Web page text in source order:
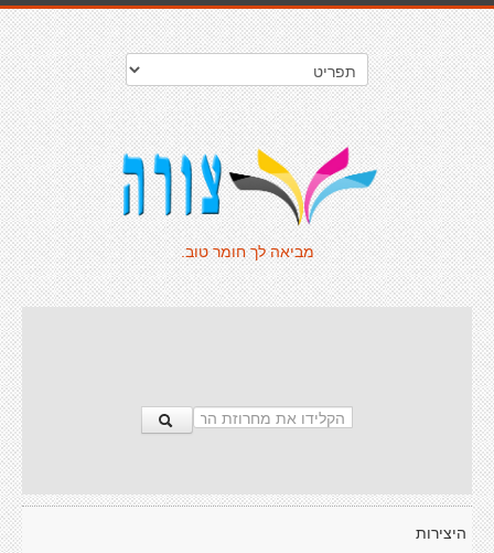
מביאה לך חומר טוב.
היצירות